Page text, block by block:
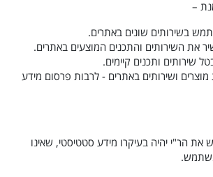
–
בשירותים שונים באתרים.
את השירותים והתכנים המוצעים באתרים.
שירותים ותכנים קיימים.
מוצרים ושירותים באתרים - לרבות פרסום מידע
הר"י יהיה בעיקרו מידע סטטיסטי, שאינו